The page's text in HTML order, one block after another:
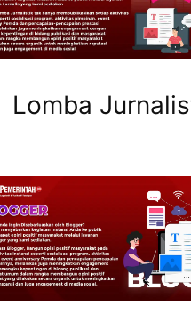
Lomba